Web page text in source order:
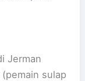
Jerman
sulap